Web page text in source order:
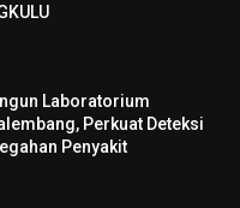
Laboratorium
Perkuat Deteksi
Penyakit